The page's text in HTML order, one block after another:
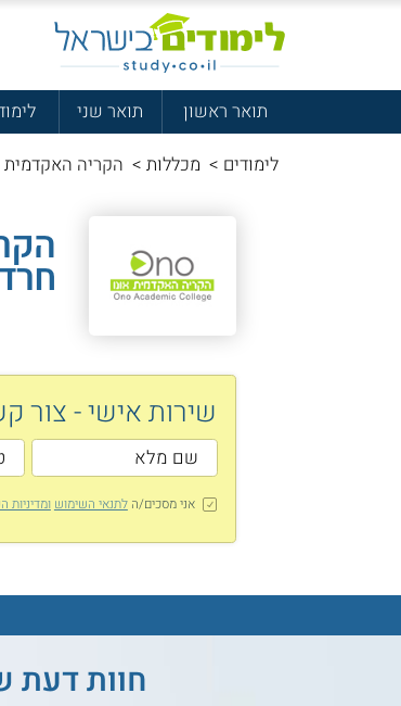
תואר ראשון תואר שני
לימודים > מכללות > הקריה האקדמית
שירות אישי - צור
אני מסכים/הלתנאי השימוש ומדיניות
חוות דעת